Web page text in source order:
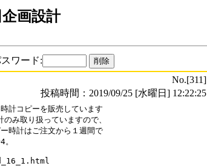
画設計
ワード:
No.[311]
投稿時間：2019/09/25 [水曜日] 12:22:25
計コピーを販売しています
み取り扱っていますので、
時計はご注文から１週間で